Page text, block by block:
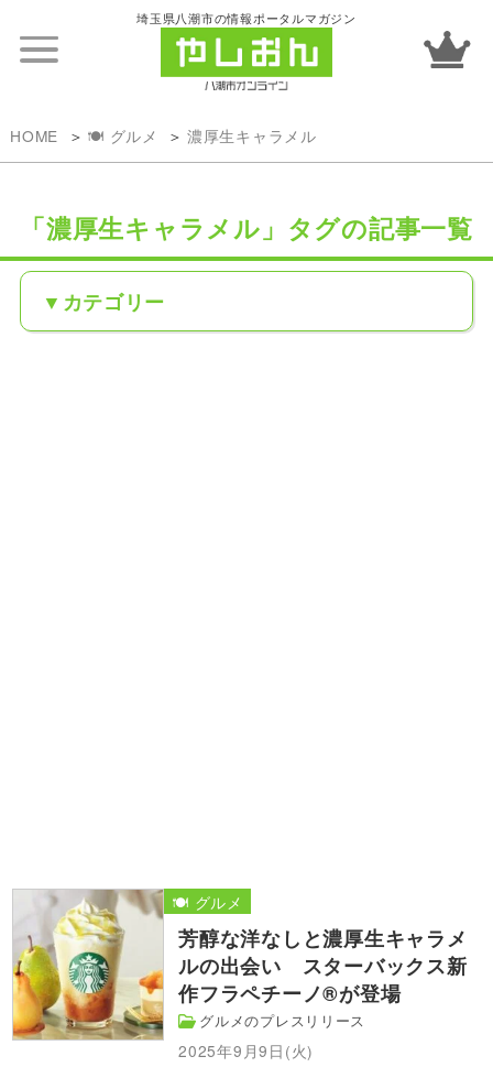
埼玉県八潮市の情報ポータルマガジン
HOME 🍽️ グルメ 濃厚生キャラメル
「濃厚生キャラメル」タグの記事一覧
カテゴリー
芳醇な洋なしと濃厚生キャラメ
ルの出会い スターバックス新
作フラペチーノ®が登場
グルメのプレスリリース
2025年9月9日(火)
🍽️ グルメ